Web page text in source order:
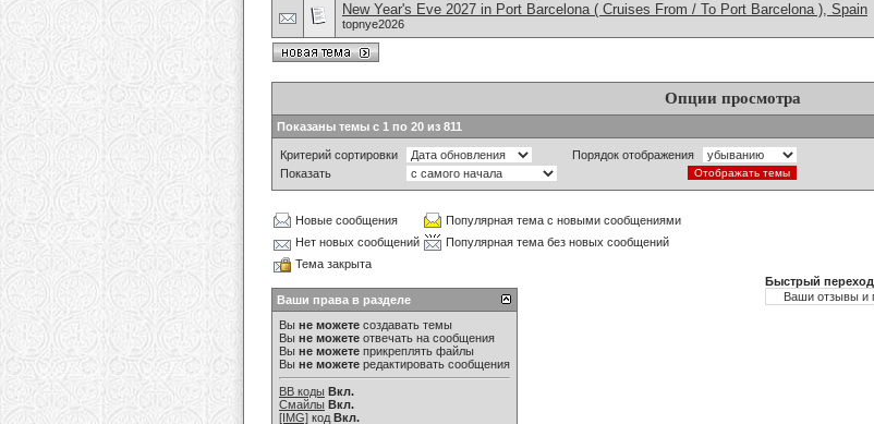
New Year's Eve 2027 in Port Barcelona ( Cruises From / To Port Barcelona ), Spain
topnye2026
Опции просмотра
Показаны темы с 1 по 20 из 811
Критерий сортировки
Порядок отображения
Показать
Новые сообщения
Популярная тема с новыми сообщениями
Нет новых сообщений
Популярная тема без новых сообщений
Тема закрыта
Ваши права в разделе
Вы не можете создавать темы
Вы не можете отвечать на сообщения
Вы не можете прикреплять файлы
Вы не можете редактировать сообщения
BB коды Вкл.
Смайлы Вкл.
[IMG] код Вкл.
Быстрый переход